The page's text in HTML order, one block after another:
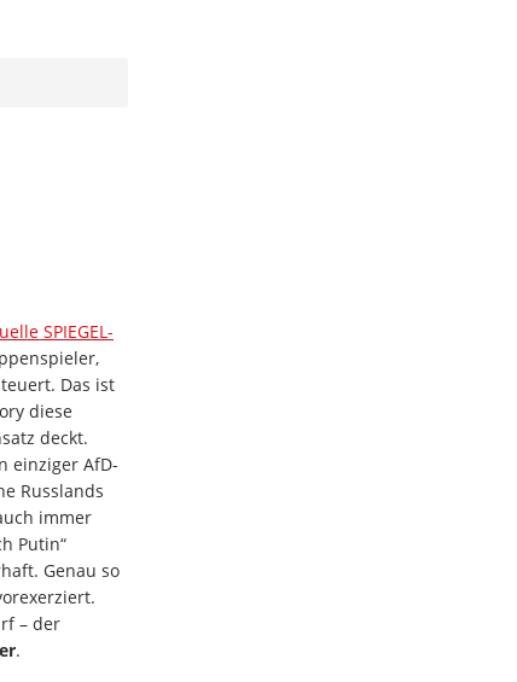
SPIEGEL-
Das ist
diese
deckt.
einziger AfD-
Russlands
immer
Putin“
Genau so
– der
.